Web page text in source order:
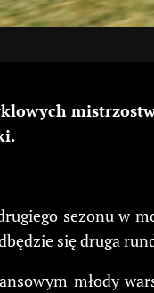
sezonu w
się druga
młody